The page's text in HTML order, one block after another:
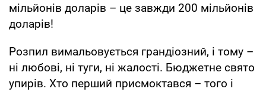
мільйонів доларів – це завжди 200 мільйонів
доларів!
Розпил вимальовується грандіозний, і тому –
ні любові, ні туги, ні жалості. Бюджетне свято
упирів. Хто перший присмоктався – того і